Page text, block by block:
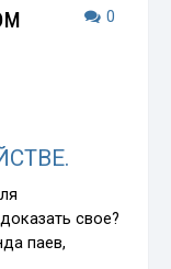
0
свое?
паев,